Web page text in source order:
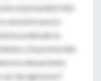
el proverbial niño
atractivo que es
ha acelerado la
y ha promovido
del paciente.
tan agresivos?